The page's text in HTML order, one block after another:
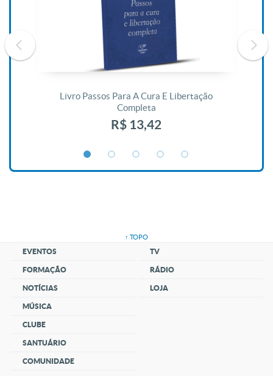
Livro Passos Para A Cura E Libertação
Completa
R$ 13,42
↑ TOPO
EVENTOS
FORMAÇÃO
NOTÍCIAS
MÚSICA
CLUBE
SANTUÁRIO
COMUNIDADE
TV
RÁDIO
LOJA